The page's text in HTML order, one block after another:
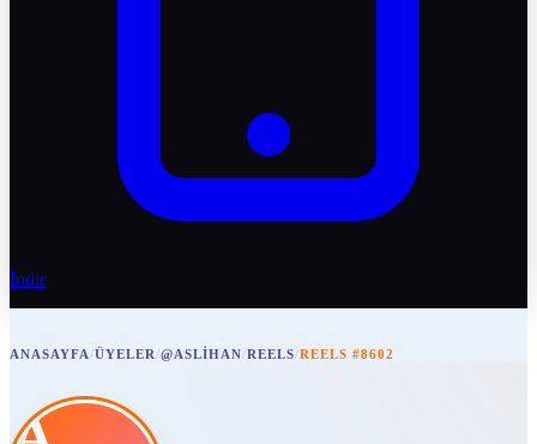
İndir
ANASAYFA/ÜYELER/@ASLIHAN/REELS/REELS #8602